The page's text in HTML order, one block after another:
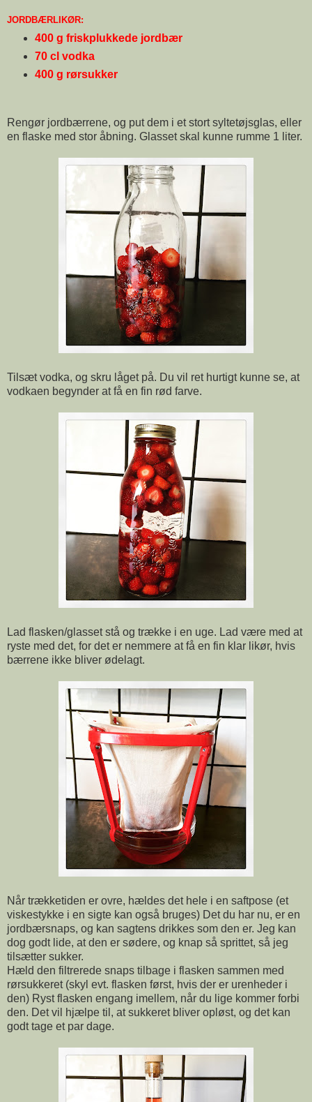
JORDBÆRLIKØR:
400 g friskplukkede jordbær
70 cl vodka
400 g rørsukker
Rengør jordbærrene, og put dem i et stort syltetøjsglas, eller
en flaske med stor åbning. Glasset skal kunne rumme 1 liter.
Tilsæt vodka, og skru låget på. Du vil ret hurtigt kunne se, at
vodkaen begynder at få en fin rød farve.
Lad flasken/glasset stå og trække i en uge. Lad være med at
ryste med det, for det er nemmere at få en fin klar likør, hvis
bærrene ikke bliver ødelagt.
Når trækketiden er ovre, hældes det hele i en saftpose (et
viskestykke i en sigte kan også bruges) Det du har nu, er en
jordbærsnaps, og kan sagtens drikkes som den er. Jeg kan
dog godt lide, at den er sødere, og knap så sprittet, så jeg
tilsætter sukker.
Hæld den filtrerede snaps tilbage i flasken sammen med
rørsukkeret (skyl evt. flasken først, hvis der er urenheder i
den) Ryst flasken engang imellem, når du lige kommer forbi
den. Det vil hjælpe til, at sukkeret bliver opløst, og det kan
godt tage et par dage.